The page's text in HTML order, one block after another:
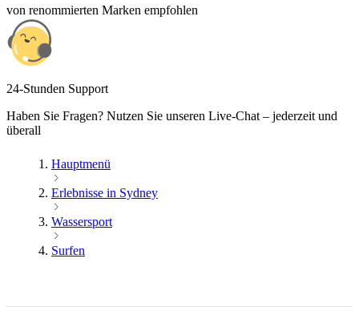
von renommierten Marken empfohlen
24-Stunden Support
Haben Sie Fragen? Nutzen Sie unseren Live-Chat – jederzeit und
überall
Hauptmenü
Erlebnisse in Sydney
Wassersport
Surfen